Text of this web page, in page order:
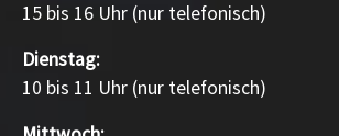
15 bis 16 Uhr (nur telefonisch)
Dienstag:
10 bis 11 Uhr (nur telefonisch)